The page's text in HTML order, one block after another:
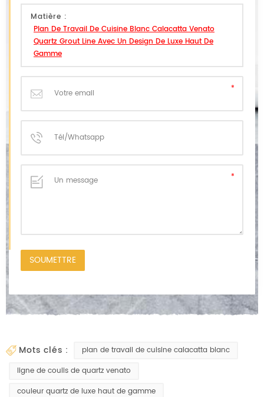
Matière :
Plan De Travail De Cuisine Blanc Calacatta Venato
Quartz Grout Line Avec Un Design De Luxe Haut De
Gamme
mots clés :
plan de travail de cuisine calacatta blanc
ligne de coulis de quartz venato
couleur quartz de luxe haut de gamme